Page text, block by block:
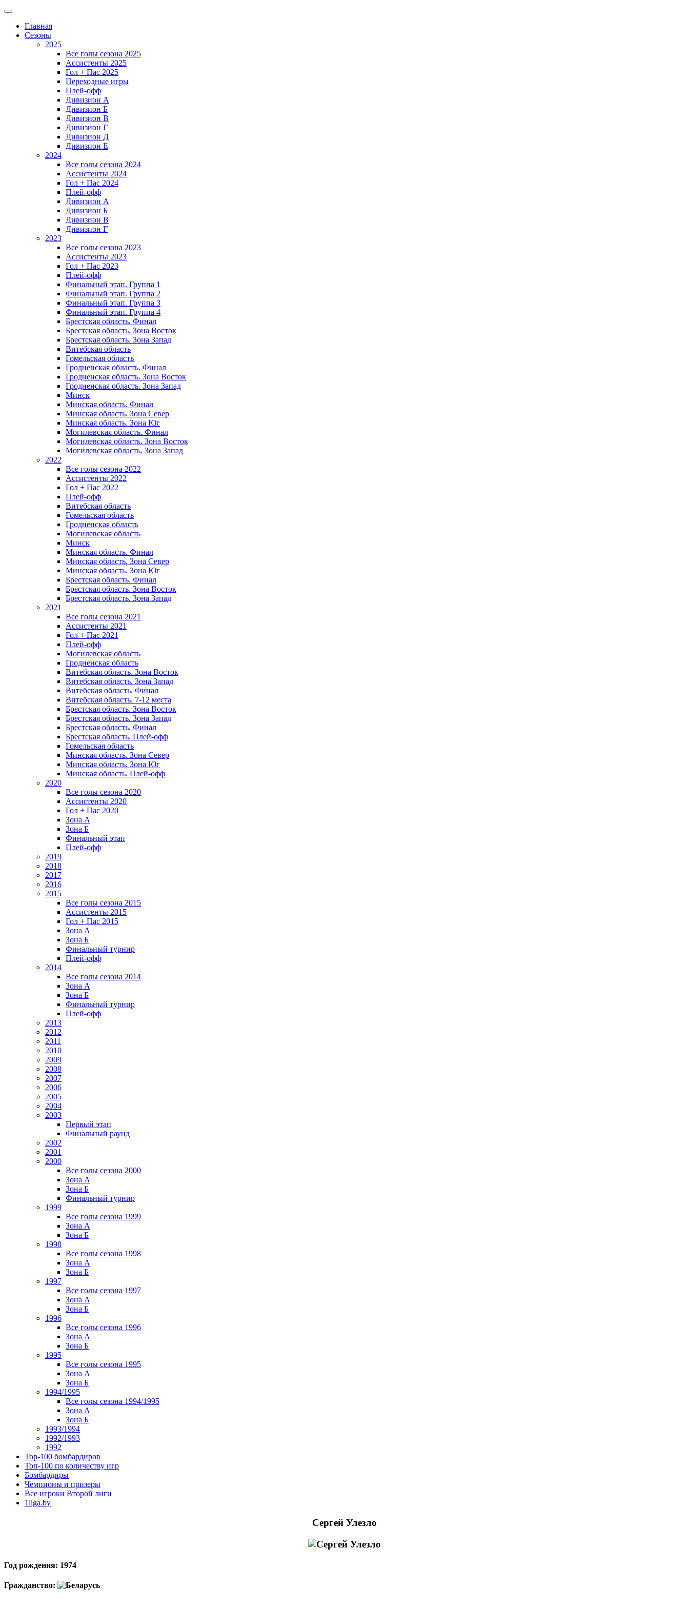
Главная
Сезоны
2025
Все голы сезона 2025
Ассистенты 2025
Гол + Пас 2025
Переходные игры
Плей-офф
Дивизион A
Дивизион Б
Дивизион В
Дивизион Г
Дивизион Д
Дивизион Е
2024
Все голы сезона 2024
Ассистенты 2024
Гол + Пас 2024
Плей-офф
Дивизион A
Дивизион Б
Дивизион В
Дивизион Г
2023
Все голы сезона 2023
Ассистенты 2023
Гол + Пас 2023
Плей-офф
Финальный этап. Группа 1
Финальный этап. Группа 2
Финальный этап. Группа 3
Финальный этап. Группа 4
Брестская область. Финал
Брестская область. Зона Восток
Брестская область. Зона Запад
Витебская область
Гомельская область
Гродненская область. Финал
Гродненская область. Зона Восток
Гродненская область. Зона Запад
Минск
Минская область. Финал
Минская область. Зона Север
Минская область. Зона Юг
Могилевская область. Финал
Могилевская область. Зона Восток
Могилевская область. Зона Запад
2022
Все голы сезона 2022
Ассистенты 2022
Гол + Пас 2022
Плей-офф
Витебская область
Гомельская область
Гродненская область
Могилевская область
Минск
Mинская область. Финал
Минская область. Зона Север
Минская область. Зона Юг
Брестская область. Финал
Брестская область. Зона Восток
Брестская область. Зона Запад
2021
Все голы сезона 2021
Ассистенты 2021
Гол + Пас 2021
Плей-офф
Могилевская область
Гродненская область
Витебская область. Зона Восток
Витебская область. Зона Запад
Витебская область. Финал
Витебская область. 7-12 места
Брестская область. Зона Восток
Брестская область. Зона Запад
Брестская область. Финал
Брестская область. Плей-офф
Гомельская область
Минская область. Зона Север
Минская область. Зона Юг
Минская область. Плей-офф
2020
Все голы сезона 2020
Ассистенты 2020
Гол + Пас 2020
Зона А
Зона Б
Финальный этап
Плей-офф
2019
2018
2017
2016
2015
Все голы сезона 2015
Ассистенты 2015
Гол + Пас 2015
Зона А
Зона Б
Финальный турнир
Плей-офф
2014
Все голы сезона 2014
Зона А
Зона Б
Финальный турнир
Плей-офф
2013
2012
2011
2010
2009
2008
2007
2006
2005
2004
2003
Первый этап
Финальный раунд
2002
2001
2000
Все голы сезона 2000
Зона А
Зона Б
Финальный турнир
1999
Все голы сезона 1999
Зона А
Зона Б
1998
Все голы сезона 1998
Зона А
Зона Б
1997
Все голы сезона 1997
Зона А
Зона Б
1996
Все голы сезона 1996
Зона А
Зона Б
1995
Все голы сезона 1995
Зона А
Зона Б
1994/1995
Все голы сезона 1994/1995
Зона А
Зона Б
1993/1994
1992/1993
1992
Top-100 бомбардиров
Топ-100 по количеству игр
Бомбардиры
Чемпионы и призеры
Все игроки Второй лиги
1liga.by
Сергей Улезло
Год рождения: 1974
Гражданство: